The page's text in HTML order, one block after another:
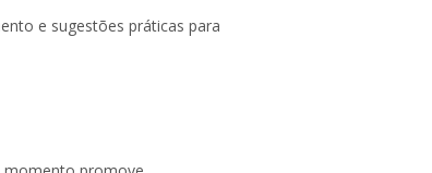
e sugestões práticas para